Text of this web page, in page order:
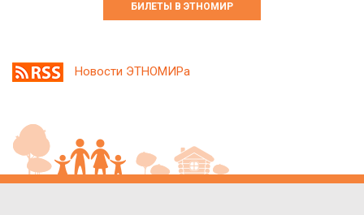
БИЛЕТЫ В ЭТНОМИР
Новости ЭТНОМИРа